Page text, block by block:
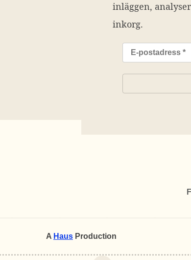
inläggen,
inkorg.
A Haus Production